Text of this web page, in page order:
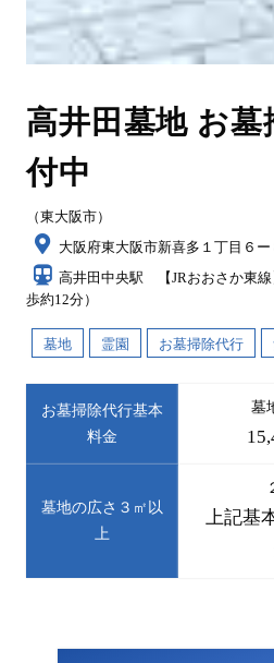
高井田墓地 お墓
付中
（東大阪市）
大阪府東大阪市新喜多１丁目６ー
高井田中央駅 【JRおおさか東
歩約12分）
墓地 霊園 お墓掃除代行
お墓掃除代行基本
料金
墓
墓地の広さ３㎡以
上
上記基